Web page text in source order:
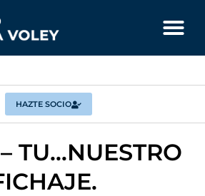
HAZTE SOCIO
TU…NUESTRO